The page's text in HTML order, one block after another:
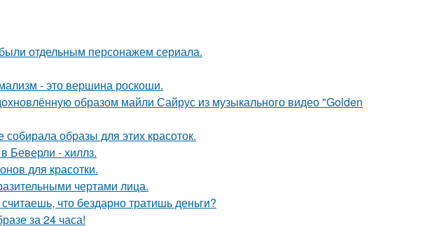
отдельным персонажем сериала.
- это вершина роскоши.
образом майли Сайрус из музыкального видео "Golden
образы для этих красоток.
Беверли - хиллз.
для красотки.
чертами лица.
что бездарно тратишь деньги?
за 24 часа!